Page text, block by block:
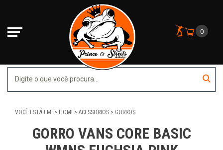
0
VOCÊ ESTÁ EM: HOME ACESSORIOS GORROS
GORRO VANS CORE BASIC